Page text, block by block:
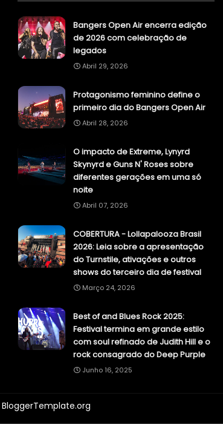
Bangers Open Air encerra edição
de 2026 com celebração de
legados
Abril 29, 2026
Protagonismo feminino define o
primeiro dia do Bangers Open Air
Abril 28, 2026
O impacto de Extreme, Lynyrd
Skynyrd e Guns N' Roses sobre
diferentes gerações em uma só
noite
Abril 07, 2026
COBERTURA - Lollapalooza Brasil
2026: Leia sobre a apresentação
do Turnstile, ativações e outros
shows do terceiro dia de festival
Março 24, 2026
Best of and Blues Rock 2025:
Festival termina em grande estilo
com soul refinado de Judith Hill e o
rock consagrado do Deep Purple
Junho 16, 2025
BloggerTemplate.org